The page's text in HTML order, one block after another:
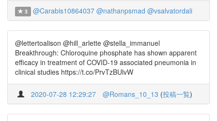
3 @Carabis10864037 @nathanpsmad @vsalvatordali
@lettertoalison @hill_arlette @stella_immanuel
Breakthrough: Chloroquine phosphate has shown apparent
efficacy in treatment of COVID-19 associated pneumonia in
clinical studies https://t.co/PrvTzBUlvW
2020-07-28 12:29:27 @Romans_10_13 (投稿一覧)